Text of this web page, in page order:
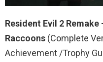
Resident Evil 2
Raccoons (Complete
Achievement /Trophy